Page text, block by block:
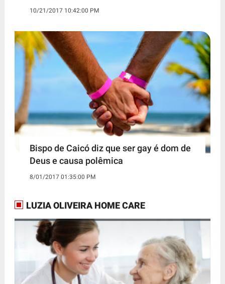
10/21/2017 10:42:00 PM
Bispo de Caicó diz que ser gay é dom de
Deus e causa polêmica
8/01/2017 01:35:00 PM
LUZIA OLIVEIRA HOME CARE